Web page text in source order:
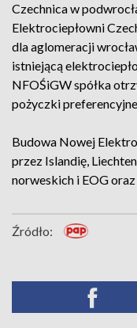
Czechnica w
Elektrociepłowni
dla aglomeracji
istniejącą
NFOŚiGW spółka
pożyczki
Budowa Nowej
przez Islandię,
norweskich i EOG
Źródło: